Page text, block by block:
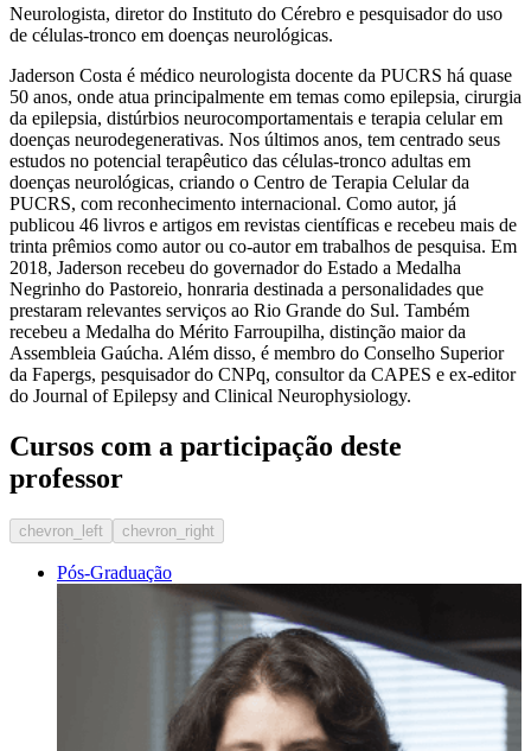
Neurologista, diretor do Instituto do Cérebro e pesquisador do uso
de células-tronco em doenças neurológicas.
Jaderson Costa é médico neurologista docente da PUCRS há quase
50 anos, onde atua principalmente em temas como epilepsia, cirurgia
da epilepsia, distúrbios neurocomportamentais e terapia celular em
doenças neurodegenerativas. Nos últimos anos, tem centrado seus
estudos no potencial terapêutico das células-tronco adultas em
doenças neurológicas, criando o Centro de Terapia Celular da
PUCRS, com reconhecimento internacional. Como autor, já
publicou 46 livros e artigos em revistas científicas e recebeu mais de
trinta prêmios como autor ou co-autor em trabalhos de pesquisa. Em
2018, Jaderson recebeu do governador do Estado a Medalha
Negrinho do Pastoreio, honraria destinada a personalidades que
prestaram relevantes serviços ao Rio Grande do Sul. Também
recebeu a Medalha do Mérito Farroupilha, distinção maior da
Assembleia Gaúcha. Além disso, é membro do Conselho Superior
da Fapergs, pesquisador do CNPq, consultor da CAPES e ex-editor
do Journal of Epilepsy and Clinical Neurophysiology.
Cursos com a participação deste
professor
chevron_left chevron_right
Pós-Graduação